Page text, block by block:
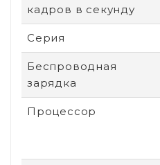
кадров в секунду
Серия
Беспроводная
зарядка
Процессор